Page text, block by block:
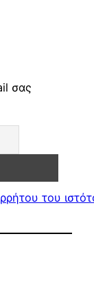
σας
του